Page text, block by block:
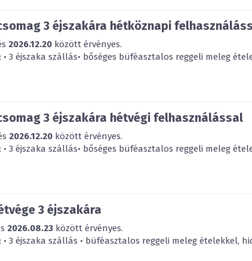
3 éjszakára hétköznapi
2026.12.20 között érvényes.
3 éjszaka szállás• bőséges büféasztalos reggeli meleg
3 éjszakára hétvégi felhasználással
2026.12.20 között érvényes.
3 éjszaka szállás• bőséges büféasztalos reggeli meleg
3 éjszakára
2026.08.23 között érvényes.
3 éjszaka szállás • büféasztalos reggeli meleg ételekkel,